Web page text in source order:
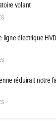
volant
ligne électrique
réduirait notre